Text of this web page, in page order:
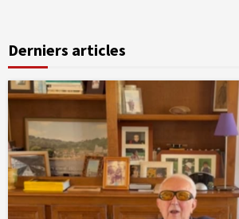
Derniers articles